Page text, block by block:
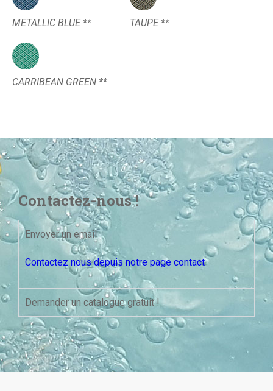
METALLIC BLUE ** TAUPE **
CARRIBEAN GREEN **
Contactez-nous !
Envoyer un email
Contactez nous depuis notre page contact
Demander un catalogue gratuit !